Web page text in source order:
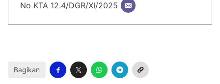
No KTA 12.4/DGR/XI/2025
Bagikan